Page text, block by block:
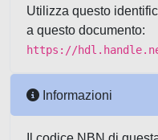
Utilizza questo
a questo documento:
https://
Informazioni